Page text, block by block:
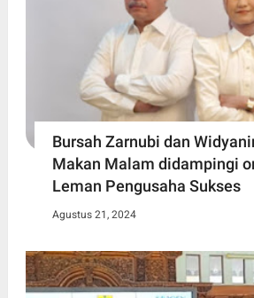
Bursah Zarnubi dan
Makan Malam didampingi
Leman Pengusaha Sukses
Agustus 21, 2024